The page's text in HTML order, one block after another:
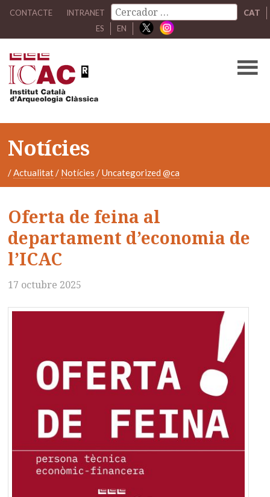
CONTACTE INTRANET
CAT
ES
EN
Notícies
/Actualitat/ Notícies /Uncategorized @ca
Oferta de feina al
departament d’economia de
l’ICAC
17 octubre 2025